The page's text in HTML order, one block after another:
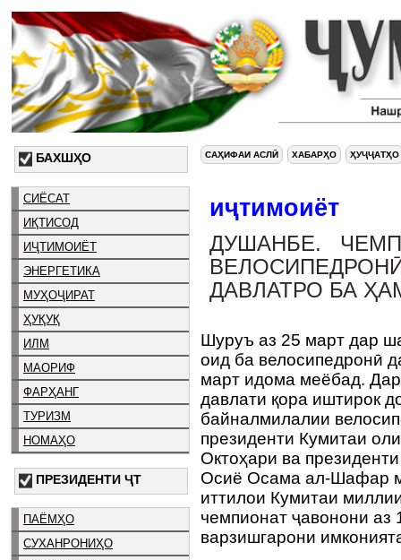
БАХШҲО
СИЁСАТ
ИҚТИСОД
ИҶТИМОИЁТ
ЭНЕРГЕТИКА
МУҲОҶИРАТ
ҲУҚУҚ
ИЛМ
МАОРИФ
ФАРҲАНГ
ТУРИЗМ
НОМАҲО
ПРЕЗИДЕНТИ ҶТ
ПАЁМҲО
СУХАНРОНИҲО
САҲИФАИ АСЛӢ ХАБАРҲО ҲУҶҶАТҲО
иҷтимоиёт
ДУШАНБЕ.
ДАВЛАТРО БА
Шуруъ аз 25 март дар
оид ба велосипедронӣ
март идома меёбад.
давлати қора иштирок
байналмилалии
президенти Кумитаи
Октоҳари ва
Осиё Осама ал-Шафар
иттилои Кумитаи
чемпионат ҷавонони аз
варзишгарони